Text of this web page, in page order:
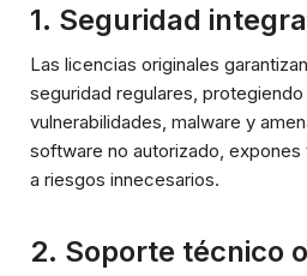
1. Seguridad
Las licencias originales
seguridad regulares,
vulnerabilidades, malware y
software no autorizado,
a riesgos innecesarios.
2. Soporte técnico